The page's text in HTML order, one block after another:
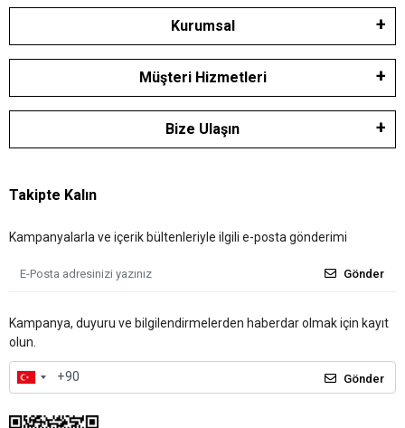
Kurumsal
Müşteri Hizmetleri
Bize Ulaşın
Takipte Kalın
Kampanyalarla ve içerik bültenleriyle ilgili e-posta gönderimi
Gönder
Kampanya, duyuru ve bilgilendirmelerden haberdar olmak için kayıt
olun.
Gönder